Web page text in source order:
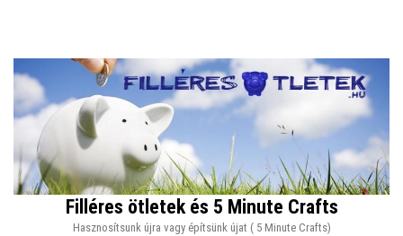
Filléres ötletek és 5 Minute Crafts
Hasznosítsunk újra vagy építsünk újat ( 5 Minute Crafts)